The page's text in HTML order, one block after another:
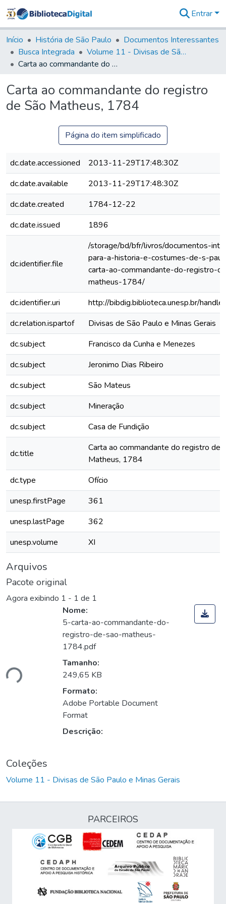
&
Coleções
Tudo na
Biblioteca
Estatísticas
Entrar
Início História de São Paulo
Documentos Interessantes
Busca Integrada
Volume 11 - Divisas de São Paulo e Minas Gerais
Carta ao commandante do registro de São Matheus, 1784
Carta ao commandante do registro
de São Matheus, 1784
Página do item simplificado
dc.date.accessioned
2013-11-29T17:48:30Z
dc.date.available
2013-11-29T17:48:30Z
dc.date.created
1784-12-22
dc.date.issued
1896
dc.identifier.file
/storage/bd/bfr/livros/documentos-
para-a-historia-e-costumes-de-s-
carta-ao-commandante-do-registro-
matheus-1784/
dc.identifier.uri
http://bibdig.biblioteca.unesp.br/
dc.relation.ispartof
Divisas de São Paulo e Minas Gerais
dc.subject
Francisco da Cunha e Menezes
dc.subject
Jeronimo Dias Ribeiro
dc.subject
São Mateus
dc.subject
Mineração
dc.subject
Casa de Fundição
dc.title
Carta ao commandante do registro de
Matheus, 1784
dc.type
Ofício
unesp.firstPage
361
unesp.lastPage
362
unesp.volume
XI
Arquivos
Pacote original
Agora exibindo 1 - 1 de 1
Nome:
5-carta-ao-commandante-do-
registro-de-sao-matheus-
1784.pdf
Tamanho:
249,65 KB
Formato:
Adobe Portable Document
Format
Descrição:
Coleções
Volume 11 - Divisas de São Paulo e Minas Gerais
PARCEIROS